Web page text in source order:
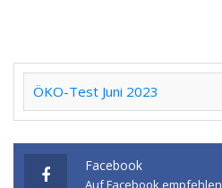
ÖKO-Test Juni 2023
Facebook
Auf Facebook empfehlen